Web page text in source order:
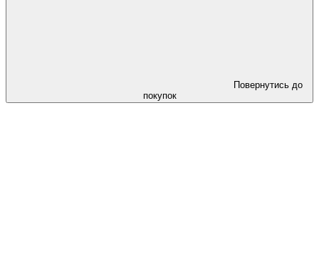
Повернутись до
покупок